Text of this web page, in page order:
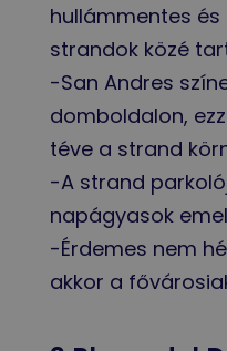
hullámmentes
strandok közé
-San Andres
domboldalon,
téve a strand
-A strand
napágyasok
-Érdemes nem
akkor a